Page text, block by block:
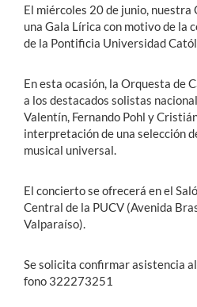
El miércoles 20 de junio, nuestra
una Gala Lírica con motivo de la
de la Pontificia Universidad
En esta ocasión, la Orquesta de
a los destacados solistas
Valentín, Fernando Pohl y
interpretación de una selección
musical universal.
El concierto se ofrecerá en el
Central de la PUCV (Avenida
Valparaíso).
Se solicita confirmar asistencia
fono 322273251